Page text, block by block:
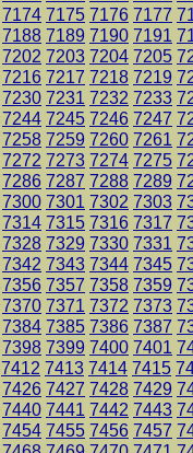
7174 7175 7176 7177
7188 7189 7190 7191
7202 7203 7204 7205
7216 7217 7218 7219
7230 7231 7232 7233
7244 7245 7246 7247
7258 7259 7260 7261
7272 7273 7274 7275
7286 7287 7288 7289
7300 7301 7302 7303
7314 7315 7316 7317
7328 7329 7330 7331
7342 7343 7344 7345
7356 7357 7358 7359
7370 7371 7372 7373
7384 7385 7386 7387
7398 7399 7400 7401
7412 7413 7414 7415
7426 7427 7428 7429
7440 7441 7442 7443
7454 7455 7456 7457